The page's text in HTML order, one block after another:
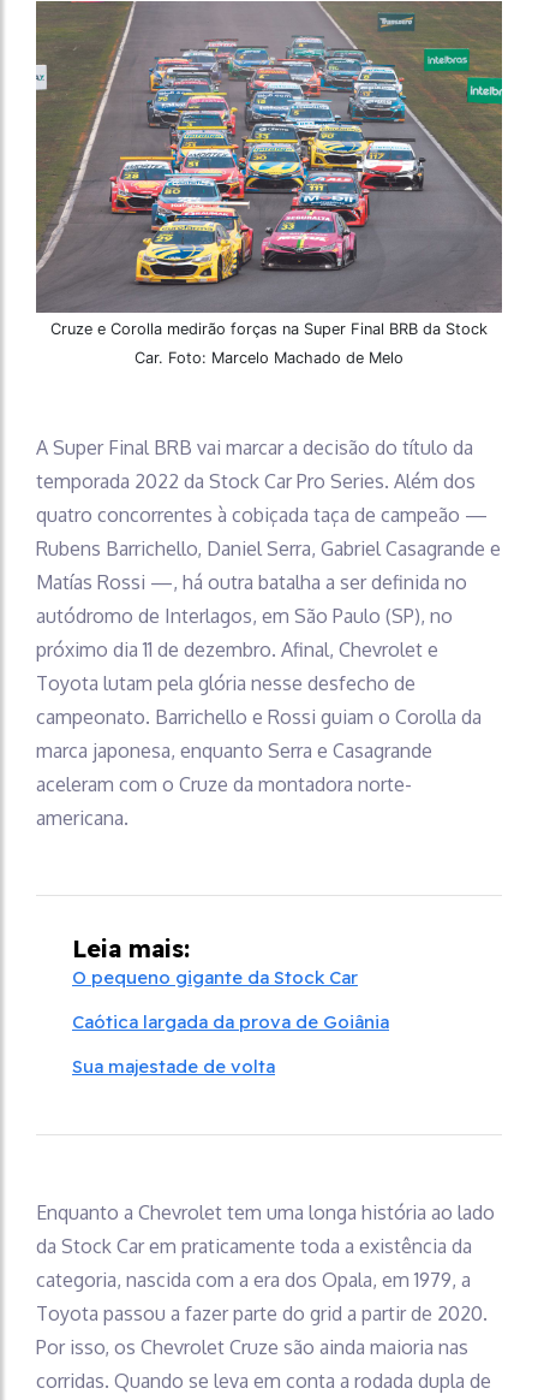
Cruze e Corolla medirão forças na Super Final BRB da Stock
Car. Foto: Marcelo Machado de Melo
A Super Final BRB vai marcar a decisão do título da
temporada 2022 da Stock Car Pro Series. Além dos
quatro concorrentes à cobiçada taça de campeão —
Rubens Barrichello, Daniel Serra, Gabriel Casagrande e
Matías Rossi —, há outra batalha a ser definida no
autódromo de Interlagos, em São Paulo (SP), no
próximo dia 11 de dezembro. Afinal, Chevrolet e
Toyota lutam pela glória nesse desfecho de
campeonato. Barrichello e Rossi guiam o Corolla da
marca japonesa, enquanto Serra e Casagrande
aceleram com o Cruze da montadora norte-
americana.
Leia mais:
O pequeno gigante da Stock Car
Caótica largada da prova de Goiânia
Sua majestade de volta
Enquanto a Chevrolet tem uma longa história ao lado
da Stock Car em praticamente toda a existência da
categoria, nascida com a era dos Opala, em 1979, a
Toyota passou a fazer parte do grid a partir de 2020.
Por isso, os Chevrolet Cruze são ainda maioria nas
corridas. Quando se leva em conta a rodada dupla de